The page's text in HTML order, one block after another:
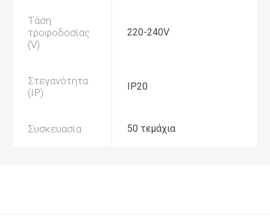
Τάση
τροφοδοσίας
(V)
220-240V
Στεγανότητα
(IP)
IP20
Συσκευασία 50 τεμάχια